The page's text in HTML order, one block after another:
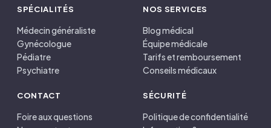
SPÉCIALITÉS
Médecin généraliste
Gynécologue
Pédiatre
Psychiatre
NOS SERVICES
Blog médical
Équipe médicale
Tarifs et remboursement
Conseils médicaux
CONTACT
Foire aux questions
SÉCURITÉ
Politique de confidentialité